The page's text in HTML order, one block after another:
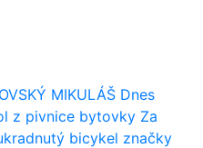
MIKULÁŠ Dnes
z pivnice bytovky Za
bicykel značky